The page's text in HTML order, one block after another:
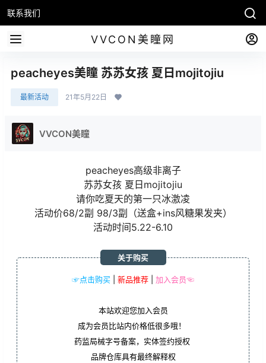
联系我们
VVCON美瞳网
peacheyes美瞳 苏苏女孩 夏日mojitojiu
最新活动 21年5月22日
VVCON美瞳
peacheyes高级非离子
苏苏女孩 夏日mojitojiu
请你吃夏天的第一只冰激凌
活动价68/2副 98/3副（送盒+ins风糖果发夹）
活动时间5.22-6.10
☞点击购买 新品推荐 加入会员☜
关于购买
本站欢迎您加入会员
成为会员比站内价格低很多哦！
药监局械字号备案，实体签约授权
品牌仓库具有最终解释权